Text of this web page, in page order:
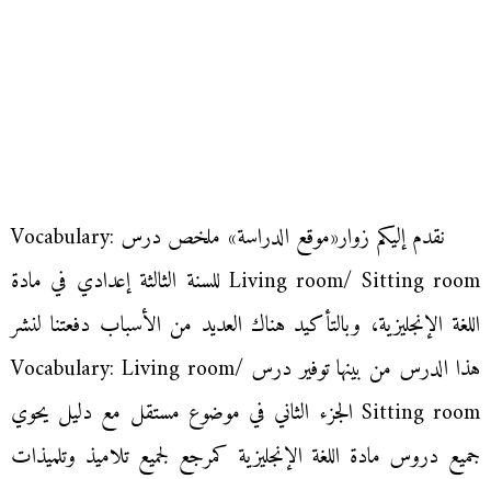
نقدم إليكم زوار«موقع الدراسة» ملخص درس Vocabulary:
Living room/ Sitting room للسنة الثالثة إعدادي في مادة
اللغة الإنجليزية، وبالتأكيد هناك العديد من الأسباب دفعتنا لنشر
هذا الدرس من بينها توفير درس Vocabulary: Living room/
Sitting room الجزء الثاني في موضوع مستقل مع دليل يحوي
جميع دروس مادة اللغة الإنجليزية كمرجع لجميع تلاميذ وتلميذات